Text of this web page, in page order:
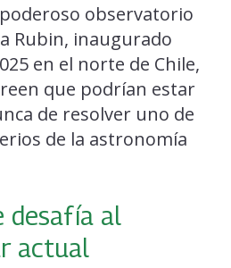
observatorio
Rubin, inaugurado
en el norte de Chile,
que podrían estar
de resolver uno de
de la astronomía
desafía al
actual